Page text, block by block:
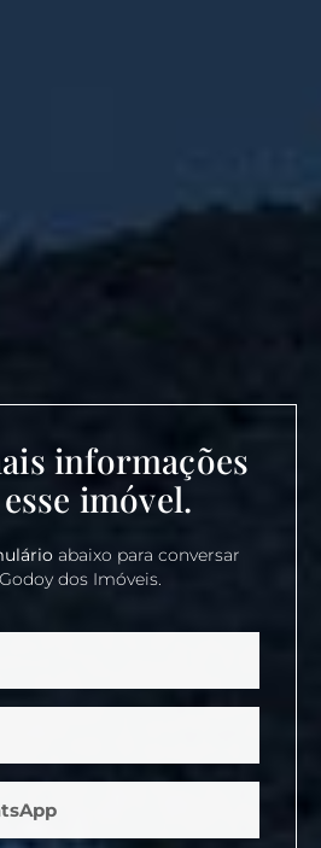
informações
imóvel.
abaixo para conversar
dos Imóveis.